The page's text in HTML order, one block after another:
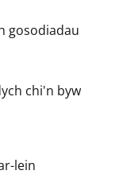
gosodiadau
chi'n byw
lein